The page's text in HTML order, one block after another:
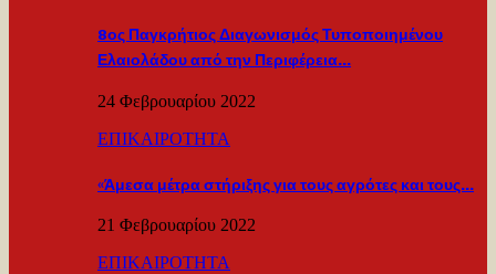
8ος Παγκρήτιος Διαγωνισμός Τυποποιημένου
Ελαιολάδου από την Περιφέρεια…
24 Φεβρουαρίου 2022
ΕΠΙΚΑΙΡΟΤΗΤΑ
«Άμεσα μέτρα στήριξης για τους αγρότες και τους…
21 Φεβρουαρίου 2022
ΕΠΙΚΑΙΡΟΤΗΤΑ